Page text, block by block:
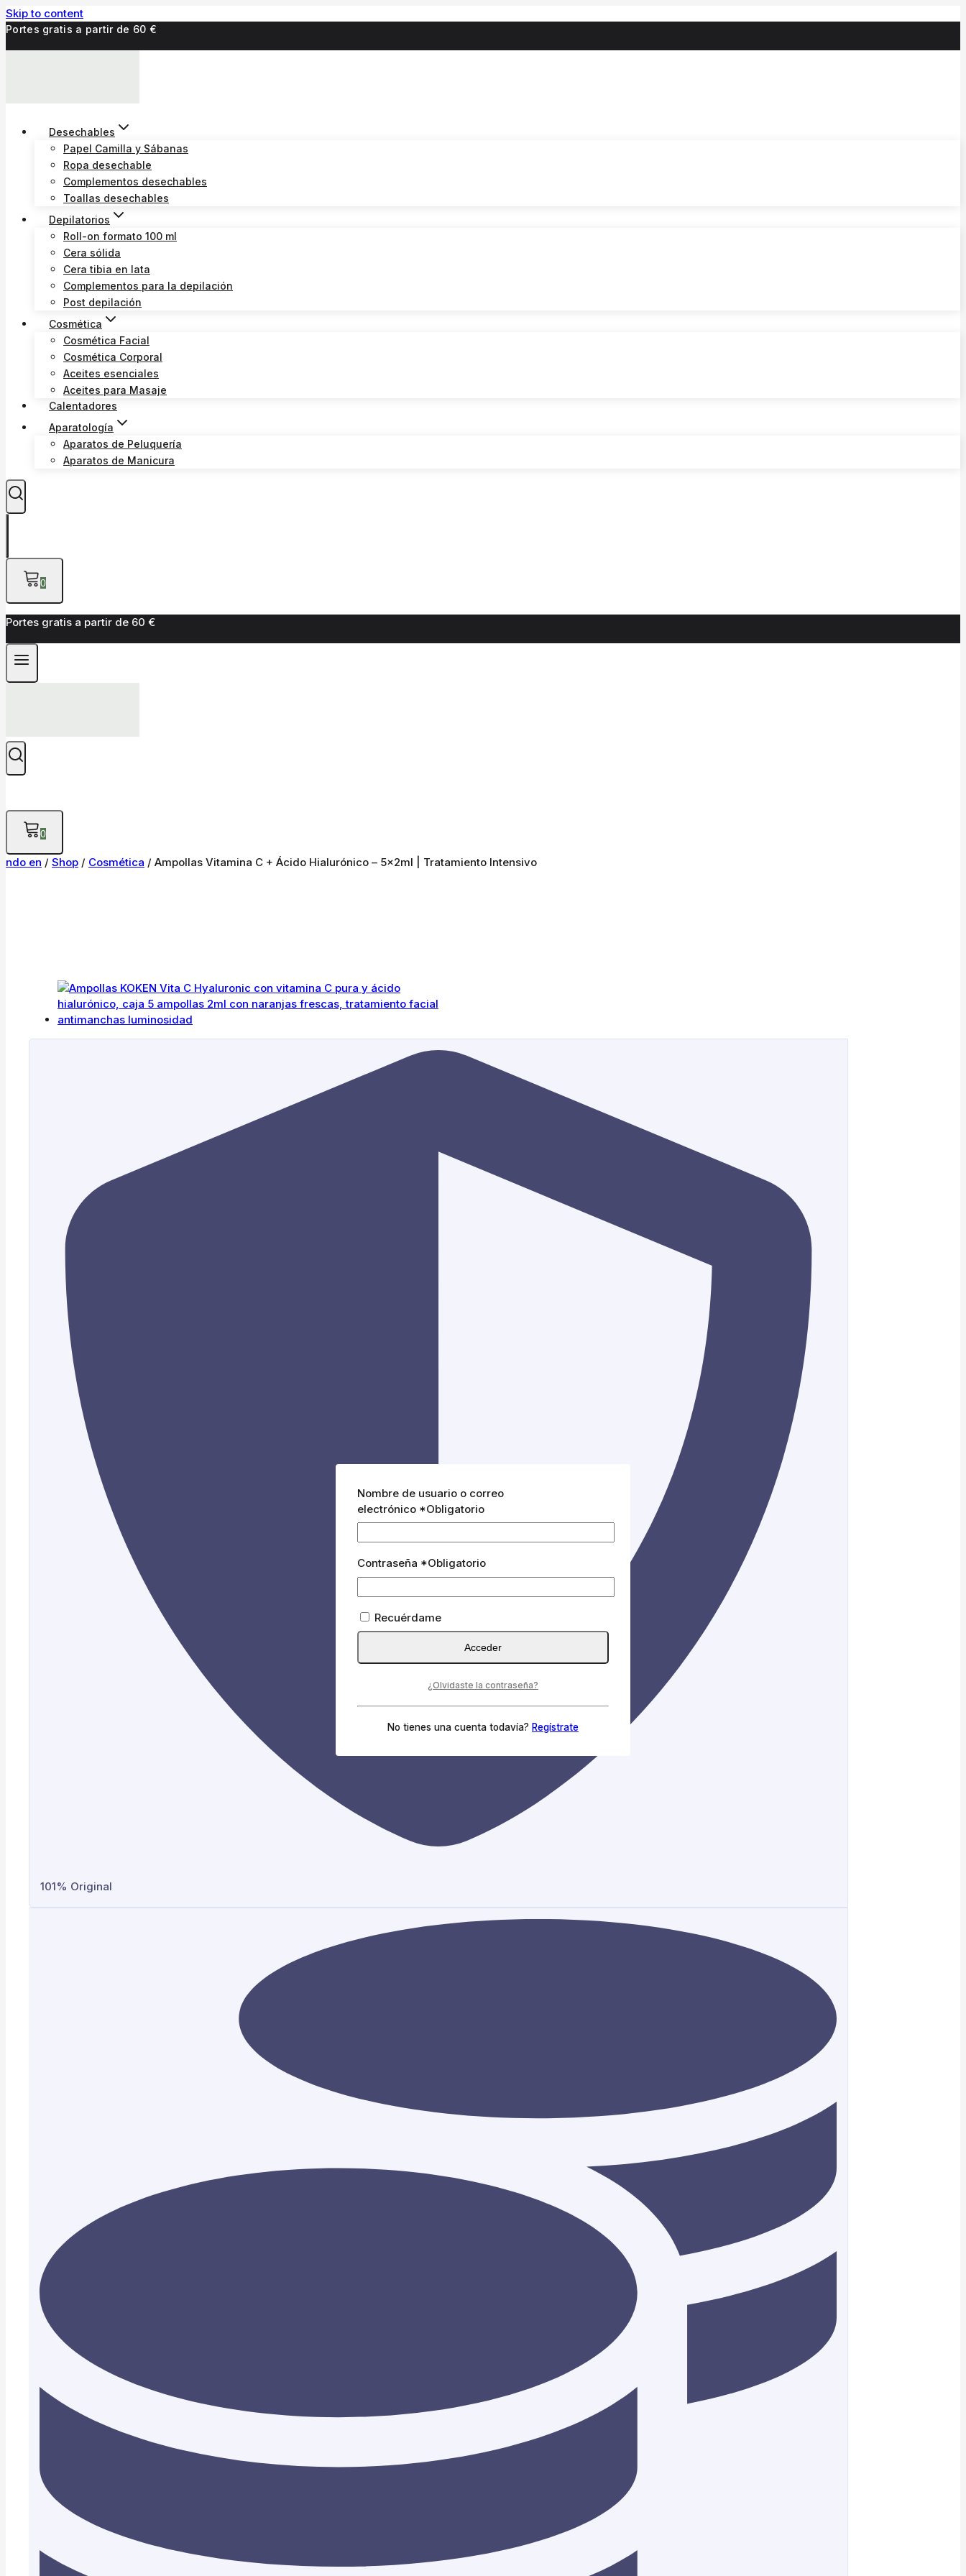
Skip to content
Portes gratis a partir de 60 €
Desechables
Papel Camilla y Sábanas
Ropa desechable
Complementos desechables
Toallas desechables
Depilatorios
Roll-on formato 100 ml
Cera sólida
Cera tibia en lata
Complementos para la depilación
Post depilación
Cosmética
Cosmética Facial
Cosmética Corporal
Aceites esenciales
Aceites para Masaje
Calentadores
Aparatología
Aparatos de Peluquería
Aparatos de Manicura
0
Portes gratis a partir de 60 €
0
ndo en / Shop / Cosmética / Ampollas Vitamina C + Ácido Hialurónico – 5x2ml | Tratamiento Intensivo
101% Original
Nombre de usuario o correo
electrónico *Obligatorio
Contraseña *Obligatorio
Recuérdame
Acceder
¿Olvidaste la contraseña?
No tienes una cuenta todavía? Regístrate